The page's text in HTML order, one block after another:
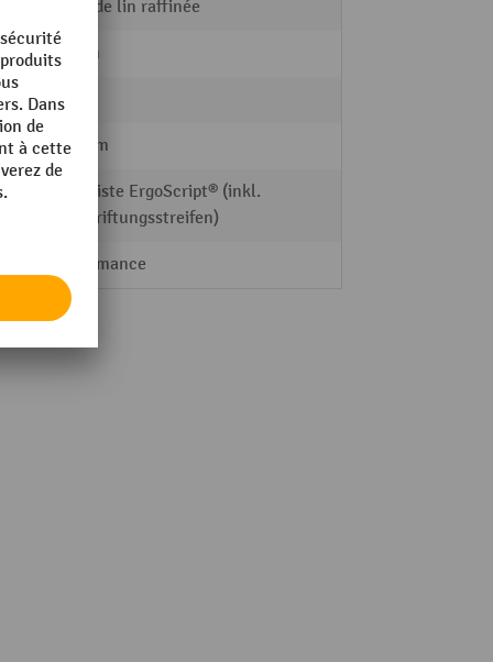
Huile de lin raffinée
40 mm
115 kg
700 mm
Griffleiste ErgoScript® (inkl.
Beschriftungsstreifen)
Performance